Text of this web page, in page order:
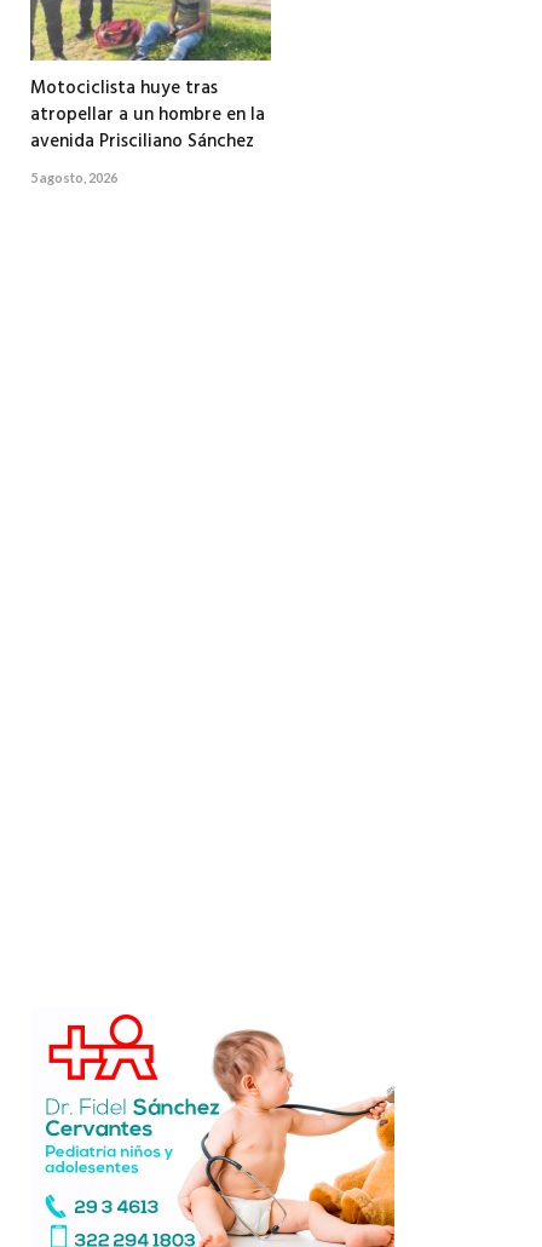
Motociclista huye tras
atropellar a un hombre en la
avenida Prisciliano Sánchez
5 agosto, 2026